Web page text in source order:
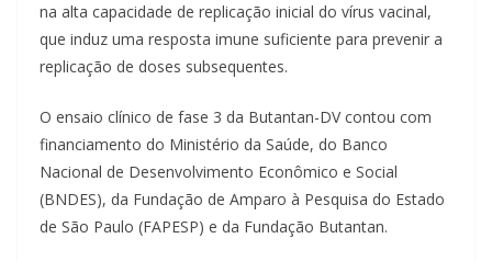
na alta capacidade de replicação inicial do vírus vacinal,
que induz uma resposta imune suficiente para prevenir a
replicação de doses subsequentes.
O ensaio clínico de fase 3 da Butantan-DV contou com
financiamento do Ministério da Saúde, do Banco
Nacional de Desenvolvimento Econômico e Social
(BNDES), da Fundação de Amparo à Pesquisa do Estado
de São Paulo (FAPESP) e da Fundação Butantan.